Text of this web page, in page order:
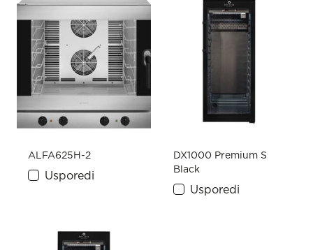
ALFA625H-2
Usporedi
DX1000 Premium S
Black
Usporedi